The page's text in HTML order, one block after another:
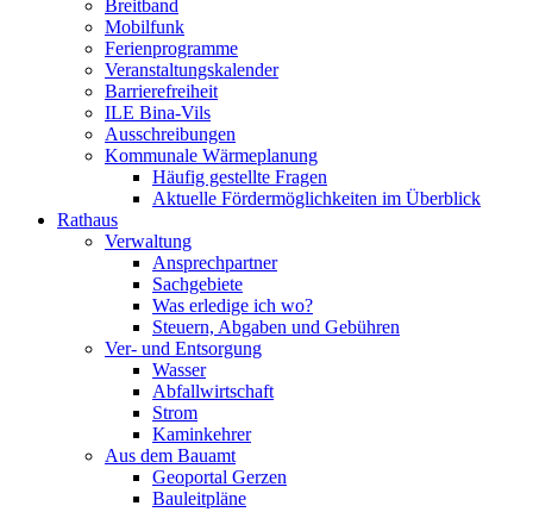
Breitband
Mobilfunk
Ferienprogramme
Veranstaltungskalender
Barrierefreiheit
ILE Bina-Vils
Ausschreibungen
Kommunale Wärmeplanung
Häufig gestellte Fragen
Aktuelle Fördermöglichkeiten im Überblick
Rathaus
Verwaltung
Ansprechpartner
Sachgebiete
Was erledige ich wo?
Steuern, Abgaben und Gebühren
Ver- und Entsorgung
Wasser
Abfallwirtschaft
Strom
Kaminkehrer
Aus dem Bauamt
Geoportal Gerzen
Bauleitpläne